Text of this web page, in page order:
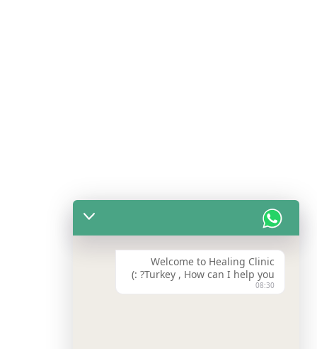
Welcome to Healing Clinic
Turkey , How can I help you? :)
08:30